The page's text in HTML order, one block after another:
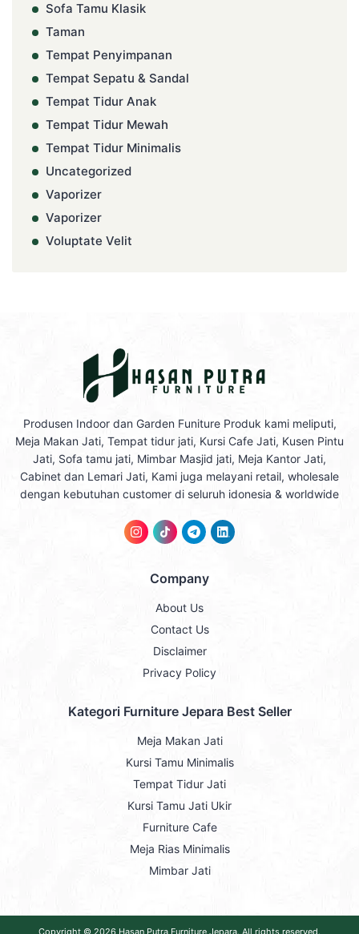
Sofa Tamu Klasik
Taman
Tempat Penyimpanan
Tempat Sepatu & Sandal
Tempat Tidur Anak
Tempat Tidur Mewah
Tempat Tidur Minimalis
Uncategorized
Vaporizer
Vaporizer
Voluptate Velit
Produsen Indoor dan Garden Funiture Produk kami meliputi,
Meja Makan Jati, Tempat tidur jati, Kursi Cafe Jati, Kusen Pintu
Jati, Sofa tamu jati, Mimbar Masjid jati, Meja Kantor Jati,
Cabinet dan Lemari Jati, Kami juga melayani retail, wholesale
dengan kebutuhan customer di seluruh idonesia & worldwide
Company
About Us
Contact Us
Disclaimer
Privacy Policy
Kategori Furniture Jepara Best Seller
Meja Makan Jati
Kursi Tamu Minimalis
Tempat Tidur Jati
Kursi Tamu Jati Ukir
Furniture Cafe
Meja Rias Minimalis
Mimbar Jati